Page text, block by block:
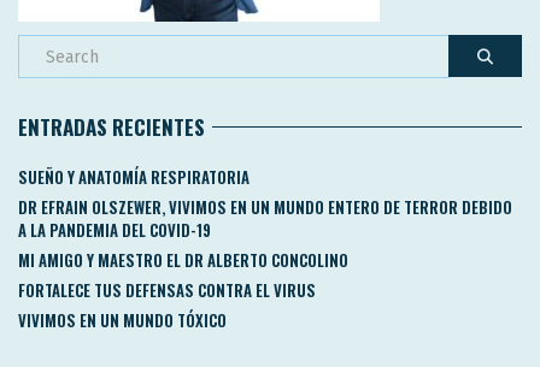
ENTRADAS RECIENTES
SUEÑO Y ANATOMÍA RESPIRATORIA
DR EFRAIN OLSZEWER, VIVIMOS EN UN MUNDO ENTERO DE TERROR DEBIDO
A LA PANDEMIA DEL COVID-19
MI AMIGO Y MAESTRO EL DR ALBERTO CONCOLINO
FORTALECE TUS DEFENSAS CONTRA EL VIRUS
VIVIMOS EN UN MUNDO TÓXICO